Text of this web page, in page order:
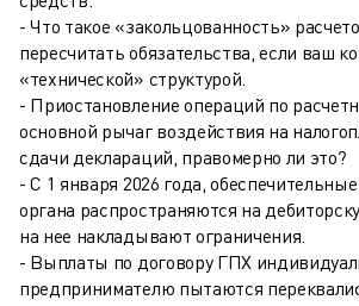
- Что такое «закольцованность»
пересчитать обязательства, если ваш
«технической» структурой.
- Приостановление операций по
основной рычаг воздействия на
сдачи деклараций, правомерно ли это?
- С 1 января 2026 года,
органа распространяются на
на нее накладывают ограничения.
- Выплаты по договору ГПХ
предпринимателю пытаются